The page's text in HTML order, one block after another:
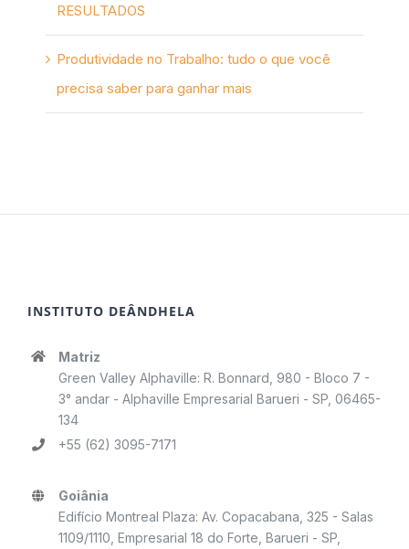
RESULTADOS
Produtividade no Trabalho: tudo o que você
precisa saber para ganhar mais
INSTITUTO DEÂNDHELA
Matriz
Green Valley Alphaville: R. Bonnard, 980 - Bloco 7 -
3° andar - Alphaville Empresarial Barueri - SP, 06465-
134
+55 (62) 3095-7171
Goiânia
Edifício Montreal Plaza: Av. Copacabana, 325 - Salas
1109/1110, Empresarial 18 do Forte, Barueri - SP,